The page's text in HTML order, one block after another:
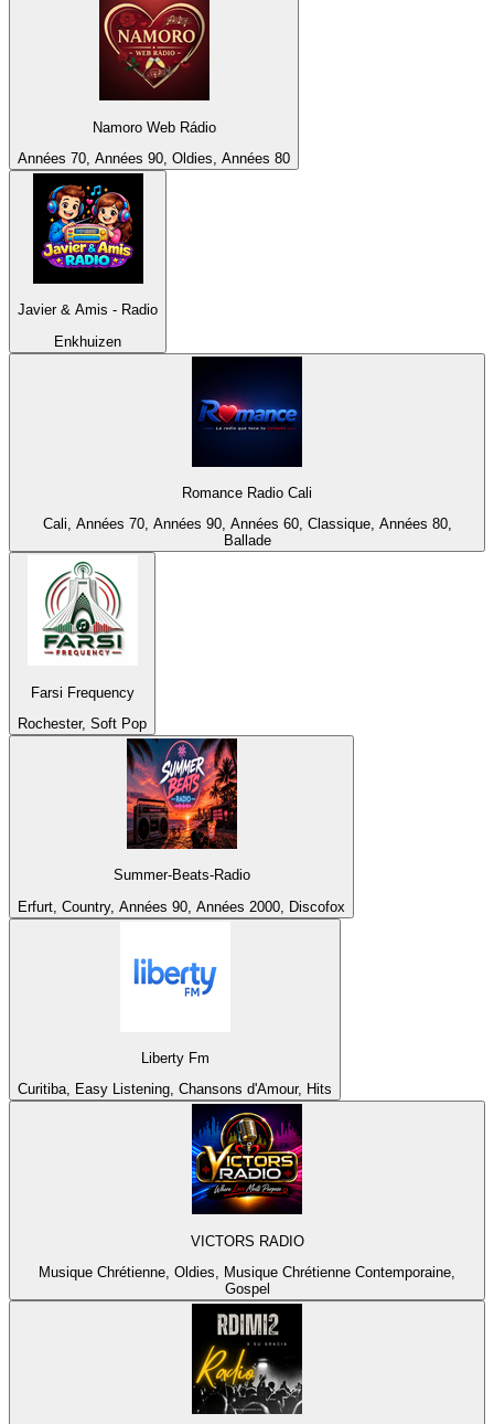
Namoro Web Rádio
Années 70, Années 90, Oldies, Années 80
Javier & Amis - Radio
Enkhuizen
Romance Radio Cali
Cali, Années 70, Années 90, Années 60, Classique, Années 80,
Ballade
Farsi Frequency
Rochester, Soft Pop
Summer-Beats-Radio
Erfurt, Country, Années 90, Années 2000, Discofox
Liberty Fm
Curitiba, Easy Listening, Chansons d'Amour, Hits
VICTORS RADIO
Musique Chrétienne, Oldies, Musique Chrétienne Contemporaine,
Gospel